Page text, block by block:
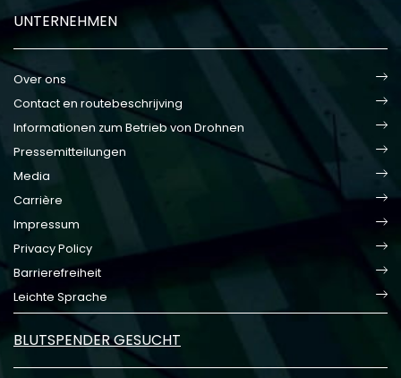
UNTERNEHMEN
Over ons
Contact en routebeschrijving
Informationen zum Betrieb von Drohnen
Pressemitteilungen
Media
Carrière
Impressum
Privacy Policy
Barrierefreiheit
Leichte Sprache
BLUTSPENDER GESUCHT